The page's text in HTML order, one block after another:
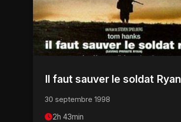
Il faut sauver le soldat Ryan
30 septembre 1998
2h 43min